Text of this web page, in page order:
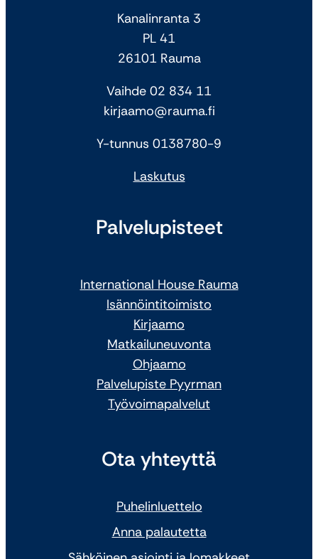
Kanalinranta 3
PL 41
26101 Rauma
Vaihde 02 834 11
kirjaamo@rauma.fi
Y-tunnus 0138780-9
Laskutus
Palvelupisteet
International House Rauma
Isännöintitoimisto
Kirjaamo
Matkailuneuvonta
Ohjaamo
Palvelupiste Pyyrman
Työvoimapalvelut
Ota yhteyttä
Puhelinluettelo
Anna palautetta